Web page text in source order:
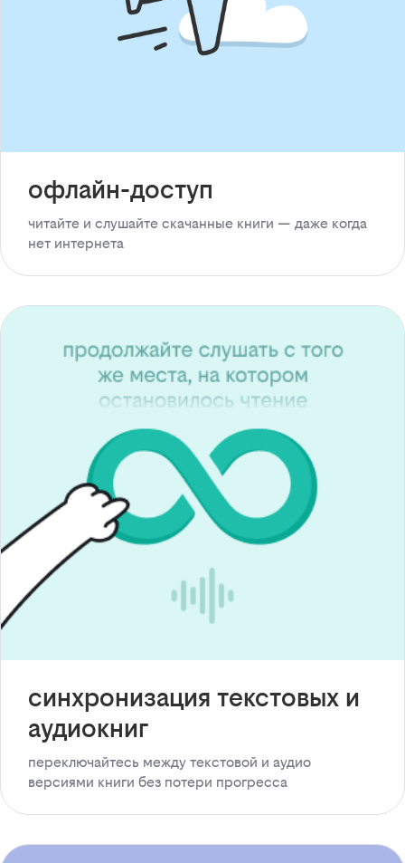
офлайн-доступ
читайте и слушайте скачанные книги — даже когда
нет интернета
синхронизация текстовых и
аудиокниг
переключайтесь между текстовой и аудио
версиями книги без потери прогресса